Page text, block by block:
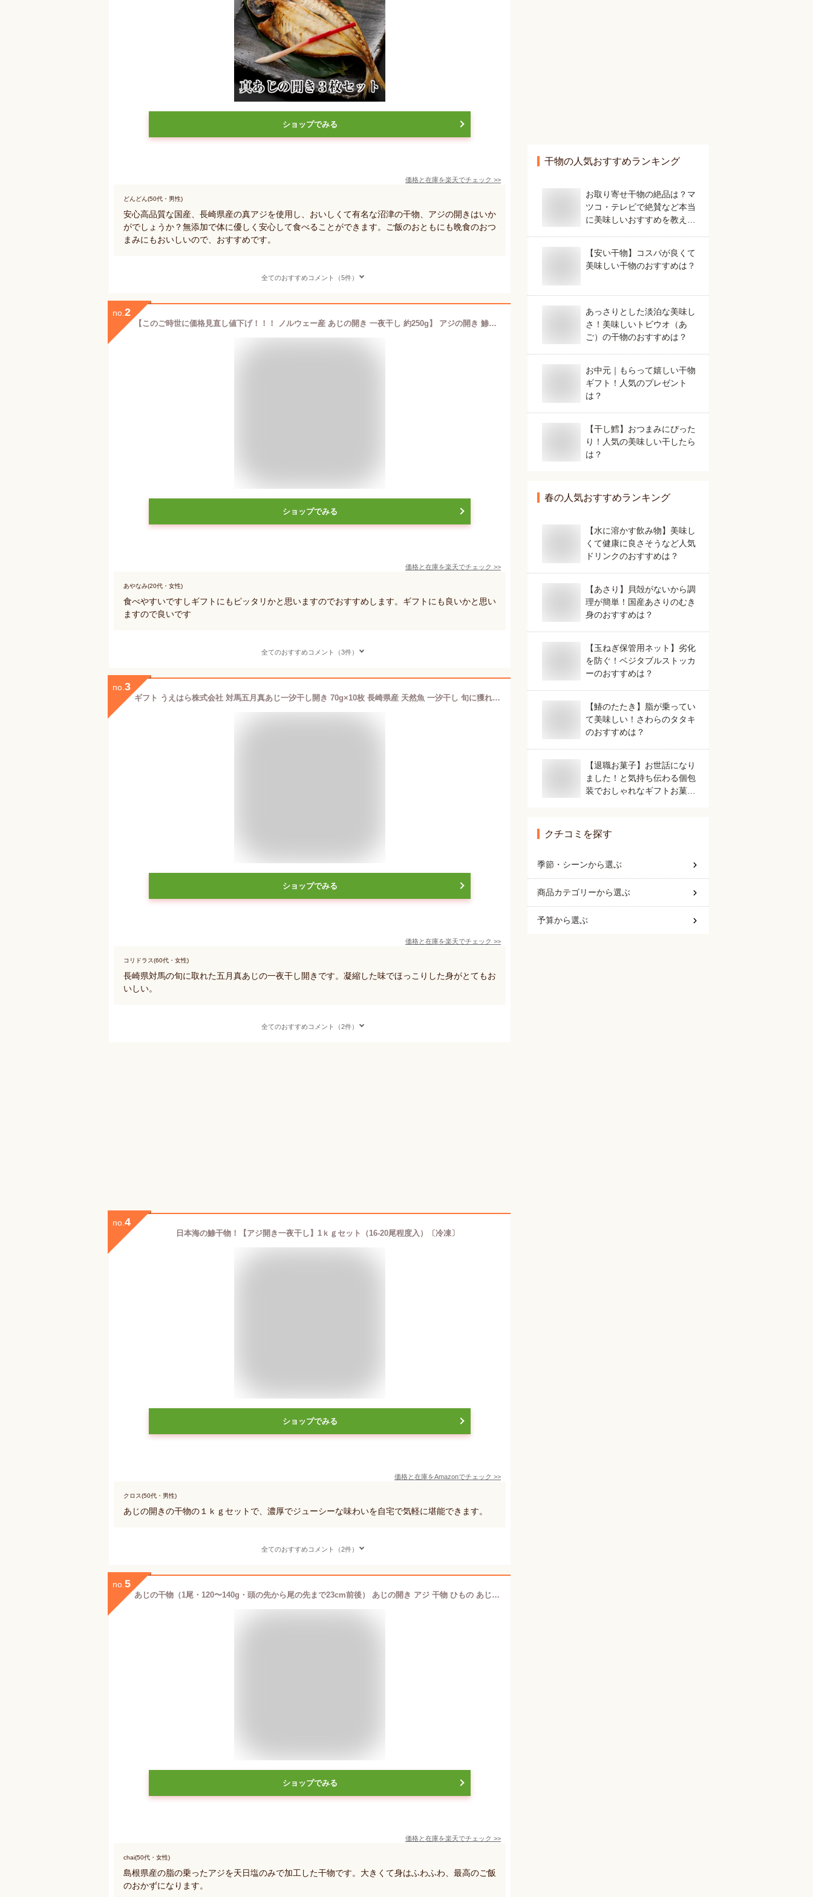
ショップでみる
価格と在庫を楽天でチェック >>
どんどん(50代・男性)
安心高品質な国産、長崎県産の真アジを使用し、おいしくて有名な沼津の干物、アジの開きはいか
がでしょうか？無添加で体に優しく安心して食べることができます。ご飯のおともにも晩食のおつ
まみにもおいしいので、おすすめです。
全てのおすすめコメント（5件）
no. 2
【このご時世に価格見直し値下げ！！！ ノルウェー産 あじの開き 一夜干し 約250g】 アジの開き 鯵の開き あじ 開き海鮮 干物 ひもの 冷凍 真空パック ちょい足しグルメ お取り寄せグルメ BBQ ギフト 父の日 母の日 敬老の日 時短グルメ 保存食
ショップでみる
価格と在庫を楽天でチェック >>
あやなみ(20代・女性)
食べやすいですしギフトにもピッタリかと思いますのでおすすめします。ギフトにも良いかと思い
ますので良いです
全てのおすすめコメント（3件）
no. 3
ギフト うえはら株式会社 対馬五月真あじ一汐干し開き 70g×10枚 長崎県産 天然魚 一汐干し 旬に獲れたアジ 急速凍結
ショップでみる
価格と在庫を楽天でチェック >>
コリドラス(60代・女性)
長崎県対馬の旬に取れた五月真あじの一夜干し開きです。凝縮した味でほっこりした身がとてもお
いしい。
全てのおすすめコメント（2件）
no. 4
日本海の鯵干物！【アジ開き一夜干し】1ｋｇセット（16-20尾程度入）〔冷凍〕
ショップでみる
価格と在庫をAmazonでチェック >>
クロス(50代・男性)
あじの開きの干物の１ｋｇセットで、濃厚でジューシーな味わいを自宅で気軽に堪能できます。
全てのおすすめコメント（2件）
no. 5
あじの干物（1尾・120〜140g・頭の先から尾の先まで23cm前後） あじの開き アジ 干物 ひもの あじ 鯵 真あじ 国産 島根県産 一夜干し 無添加 天日塩 お取り寄せグルメ 産地直送 朝食 おつまみ 青魚 おかず 海鮮 魚 バーベキュー 冷凍 山陰 日本海 岡富商店
ショップでみる
価格と在庫を楽天でチェック >>
chai(50代・女性)
島根県産の脂の乗ったアジを天日塩のみで加工した干物です。大きくて身はふわふわ、最高のご飯
のおかずになります。
干物の人気おすすめランキング
お取り寄せ干物の絶品は？マ
ツコ・テレビで絶賛など本当
に美味しいおすすめを教えて
【安い干物】コスパが良くて
美味しい干物のおすすめは？
あっさりとした淡泊な美味し
さ！美味しいトビウオ（あ
ご）の干物のおすすめは？
お中元｜もらって嬉しい干物
ギフト！人気のプレゼント
は？
【干し鱈】おつまみにぴった
り！人気の美味しい干したら
は？
春の人気おすすめランキング
【水に溶かす飲み物】美味し
くて健康に良さそうなど人気
ドリンクのおすすめは？
【あさり】貝殻がないから調
理が簡単！国産あさりのむき
身のおすすめは？
【玉ねぎ保管用ネット】劣化
を防ぐ！ベジタブルストッカ
ーのおすすめは？
【鰆のたたき】脂が乗ってい
て美味しい！さわらのタタキ
のおすすめは？
【退職お菓子】お世話になり
ました！と気持ち伝わる個包
装でおしゃれなギフトお菓子
クチコミを探す
季節・シーンから選ぶ
商品カテゴリーから選ぶ
予算から選ぶ